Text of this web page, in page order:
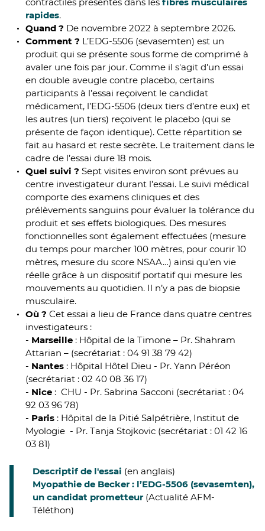
rapides.
Quand ? De novembre 2022 à septembre 2026.
Comment ? L’EDG-5506 (sevasemten) est un
produit qui se présente sous forme de comprimé à
avaler une fois par jour. Comme il s'agit d'un essai
en double aveugle contre placebo, certains
participants à l’essai reçoivent le candidat
médicament, l’EDG-5506 (deux tiers d’entre eux) et
les autres (un tiers) reçoivent le placebo (qui se
présente de façon identique). Cette répartition se
fait au hasard et reste secrète. Le traitement dans le
cadre de l’essai dure 18 mois.
Quel suivi ? Sept visites environ sont prévues au
centre investigateur durant l’essai. Le suivi médical
comporte des examens cliniques et des
prélèvements sanguins pour évaluer la tolérance du
produit et ses effets biologiques. Des mesures
fonctionnelles sont également effectuées (mesure
du temps pour marcher 100 mètres, pour courir 10
mètres, mesure du score NSAA…) ainsi qu’en vie
réelle grâce à un dispositif portatif qui mesure les
mouvements au quotidien. Il n’y a pas de biopsie
musculaire.
Où ? Cet essai a lieu de France dans quatre centres
investigateurs :
- Marseille : Hôpital de la Timone – Pr. Shahram
Attarian – (secrétariat : 04 91 38 79 42)
- Nantes : Hôpital Hôtel Dieu - Pr. Yann Péréon
(secrétariat : 02 40 08 36 17)
- Nice : CHU - Pr. Sabrina Sacconi (secrétariat : 04
92 03 96 78)
- Paris : Hôpital de la Pitié Salpétrière, Institut de
Myologie - Pr. Tanja Stojkovic (secrétariat : 01 42 16
03 81)
Descriptif de l'essai (en anglais)
Myopathie de Becker : l’EDG-5506 (sevasemten),
un candidat prometteur (Actualité AFM-
Téléthon)